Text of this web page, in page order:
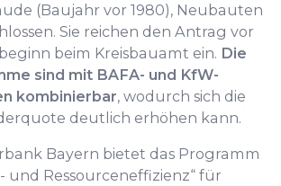
(Baujahr vor 1980), Neubauten
Sie reichen den Antrag vor
beim Kreisbauamt ein. Die
sind mit BAFA- und KfW-
kombinierbar, wodurch sich die
deutlich erhöhen kann.
Bayern bietet das Programm
und Ressourceneffizienz“ für